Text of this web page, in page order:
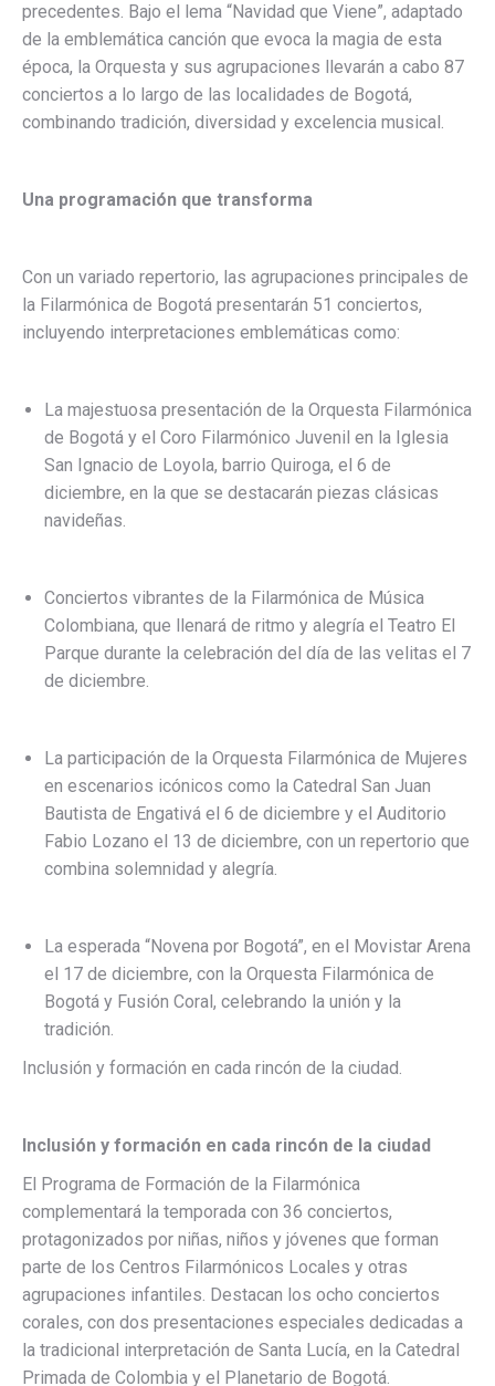
precedentes. Bajo el lema “Navidad que Viene”, adaptado
de la emblemática canción que evoca la magia de esta
época, la Orquesta y sus agrupaciones llevarán a cabo 87
conciertos a lo largo de las localidades de Bogotá,
combinando tradición, diversidad y excelencia musical.
Una programación que transforma
Con un variado repertorio, las agrupaciones principales de
la Filarmónica de Bogotá presentarán 51 conciertos,
incluyendo interpretaciones emblemáticas como:
La majestuosa presentación de la Orquesta Filarmónica
de Bogotá y el Coro Filarmónico Juvenil en la Iglesia
San Ignacio de Loyola, barrio Quiroga, el 6 de
diciembre, en la que se destacarán piezas clásicas
navideñas.
Conciertos vibrantes de la Filarmónica de Música
Colombiana, que llenará de ritmo y alegría el Teatro El
Parque durante la celebración del día de las velitas el 7
de diciembre.
La participación de la Orquesta Filarmónica de Mujeres
en escenarios icónicos como la Catedral San Juan
Bautista de Engativá el 6 de diciembre y el Auditorio
Fabio Lozano el 13 de diciembre, con un repertorio que
combina solemnidad y alegría.
La esperada “Novena por Bogotá”, en el Movistar Arena
el 17 de diciembre, con la Orquesta Filarmónica de
Bogotá y Fusión Coral, celebrando la unión y la
tradición.
Inclusión y formación en cada rincón de la ciudad.
Inclusión y formación en cada rincón de la ciudad
El Programa de Formación de la Filarmónica
complementará la temporada con 36 conciertos,
protagonizados por niñas, niños y jóvenes que forman
parte de los Centros Filarmónicos Locales y otras
agrupaciones infantiles. Destacan los ocho conciertos
corales, con dos presentaciones especiales dedicadas a
la tradicional interpretación de Santa Lucía, en la Catedral
Primada de Colombia y el Planetario de Bogotá.